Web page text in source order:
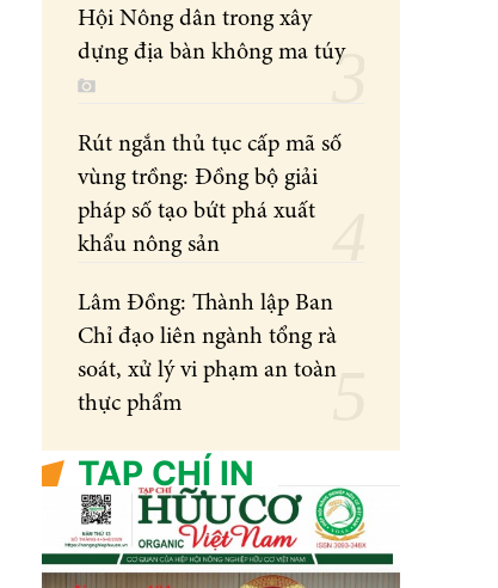
Hội Nông dân trong xây
dựng địa bàn không ma túy
Rút ngắn thủ tục cấp mã số
vùng trồng: Đồng bộ giải
pháp số tạo bứt phá xuất
khẩu nông sản
Lâm Đồng: Thành lập Ban
Chỉ đạo liên ngành tổng rà
soát, xử lý vi phạm an toàn
thực phẩm
TẠP CHÍ IN